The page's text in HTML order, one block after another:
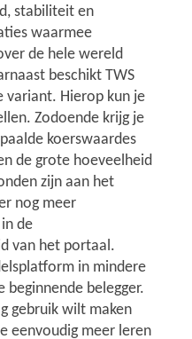
stabiliteit en
waarmee
de hele wereld
beschikt TWS
variant. Hierop kun je
Zodoende krijg je
koerswaardes
de grote hoeveelheid
zijn aan het
nog meer
de
van het portaal.
in mindere
beginnende belegger.
gebruik wilt maken
eenvoudig meer leren